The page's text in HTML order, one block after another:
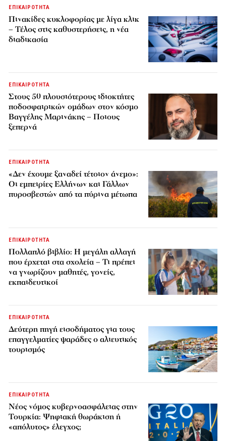
ΕΠΙΚΑΙΡΟΤΗΤΑ
Πινακίδες κυκλοφορίας με λίγα κλικ
– Τέλος στις καθυστερήσεις, η νέα
διαδικασία
ΕΠΙΚΑΙΡΟΤΗΤΑ
Στους 50 πλουσιότερους ιδιοκτήτες
ποδοσφαιρικών ομάδων στον κόσμο
Βαγγέλης Μαρινάκης – Ποιους
ξεπερνά
ΕΠΙΚΑΙΡΟΤΗΤΑ
«Δεν έχουμε ξαναδεί τέτοιον άνεμο»:
Οι εμπειρίες Ελλήνων και Γάλλων
πυροσβεστών από τα πύρινα μέτωπα
ΕΠΙΚΑΙΡΟΤΗΤΑ
Πολλαπλό βιβλίο: Η μεγάλη αλλαγή
που έρχεται στα σχολεία – Τι πρέπει
να γνωρίζουν μαθητές, γονείς,
εκπαιδευτικοί
ΕΠΙΚΑΙΡΟΤΗΤΑ
Δεύτερη πηγή εισοδήματος για τους
επαγγελματίες ψαράδες ο αλιευτικός
τουρισμός
ΕΠΙΚΑΙΡΟΤΗΤΑ
Νέος νόμος κυβερνοασφάλειας στην
Τουρκία: Ψηφιακή θωράκιση ή
«απόλυτος» έλεγχος;